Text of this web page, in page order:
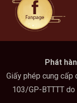
Phát
Giấy phép cung cấp
103/GP-BTTTT do